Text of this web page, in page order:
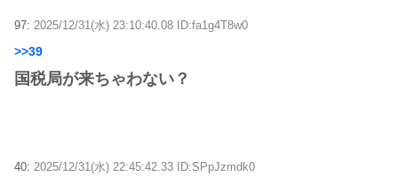
97: 2025/12/31(水) 23:10:40.08 ID:fa1g4T8w0
>>39
国税局が来ちゃわない？
40: 2025/12/31(水) 22:45:42.33 ID:SPpJzmdk0